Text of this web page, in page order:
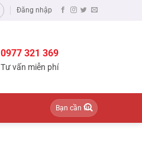
Đăng nhập
0977 321 369
Tư vấn miễn phí
Tìm
kiếm: